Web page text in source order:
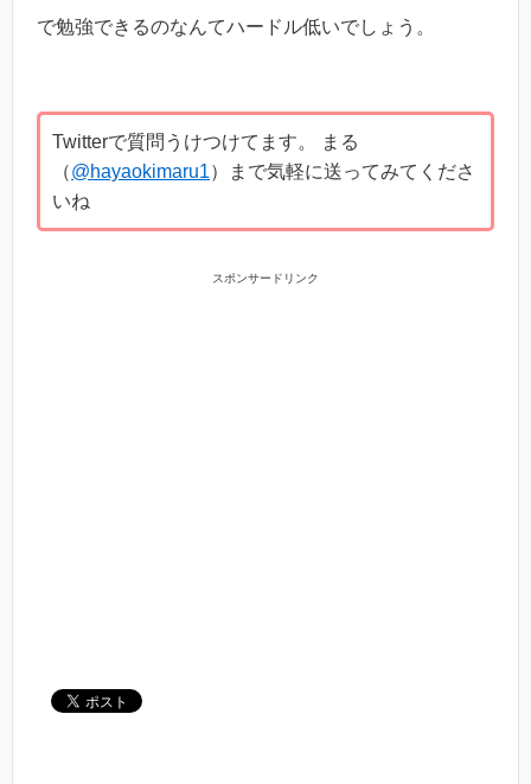
で勉強できるのなんてハードル低いでしょう。
Twitterで質問うけつけてます。 まる
（@hayaokimaru1）まで気軽に送ってみてくださ
いね
スポンサードリンク